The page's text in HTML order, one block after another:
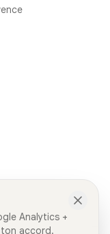
Analytics +
ton accord.